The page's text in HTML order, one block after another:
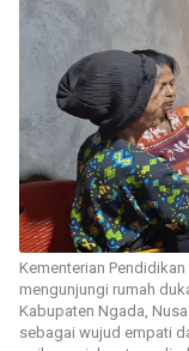
Kementerian
mengunjungi rumah
Kabupaten Ngada,
sebagai wujud empati